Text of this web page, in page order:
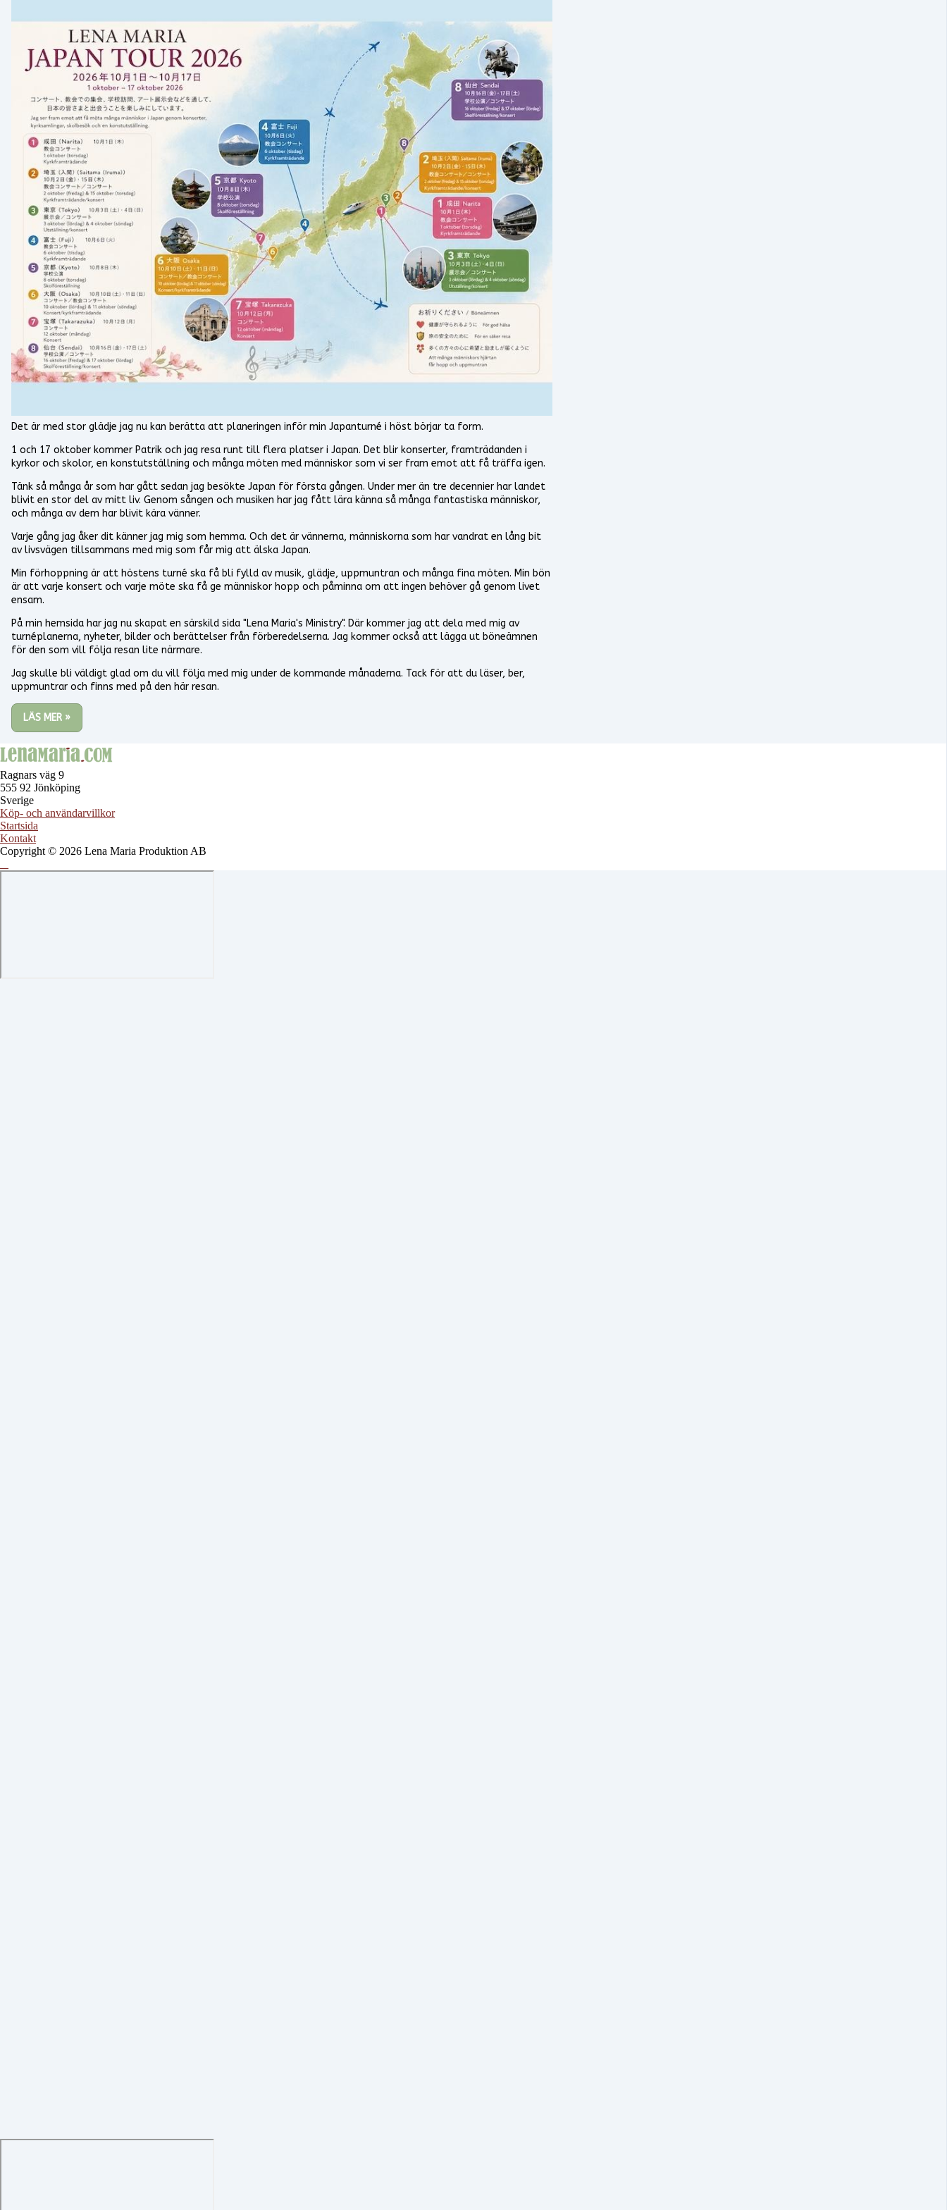
Det är med stor glädje jag nu kan berätta att planeringen inför min Japanturné i höst börjar ta form.
1 och 17 oktober kommer Patrik och jag resa runt till flera platser i Japan. Det blir konserter, framträdanden i
kyrkor och skolor, en konstutställning och många möten med människor som vi ser fram emot att få träffa igen.
Tänk så många år som har gått sedan jag besökte Japan för första gången. Under mer än tre decennier har landet
blivit en stor del av mitt liv. Genom sången och musiken har jag fått lära känna så många fantastiska människor,
och många av dem har blivit kära vänner.
Varje gång jag åker dit känner jag mig som hemma. Och det är vännerna, människorna som har vandrat en lång bit
av livsvägen tillsammans med mig som får mig att älska Japan.
Min förhoppning är att höstens turné ska få bli fylld av musik, glädje, uppmuntran och många fina möten. Min bön
är att varje konsert och varje möte ska få ge människor hopp och påminna om att ingen behöver gå genom livet
ensam.
På min hemsida har jag nu skapat en särskild sida "Lena Maria's Ministry". Där kommer jag att dela med mig av
turnéplanerna, nyheter, bilder och berättelser från förberedelserna. Jag kommer också att lägga ut böneämnen
för den som vill följa resan lite närmare.
Jag skulle bli väldigt glad om du vill följa med mig under de kommande månaderna. Tack för att du läser, ber,
uppmuntrar och finns med på den här resan.
LÄS MER »
Ragnars väg 9
555 92 Jönköping
Sverige
Köp- och användarvillkor
Startsida
Kontakt
Copyright © 2026 Lena Maria Produktion AB